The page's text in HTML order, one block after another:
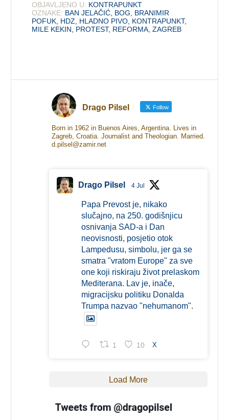
OBJAVLJENO U: KONTRAPUNKT
OZNAKE: BAN JELAČIĆ BOG
BRANIMIR
POFUK HDZ HLADNO PIVO KONTRAPUNKT,
MILE KEKIN
PROTEST, REFORMA ,ZAGREB
Drago Pilsel Follow
Born in 1962 in Buenos Aires, Argentina. Lives in
Zagreb, Croatia. Journalist and Theologian. Married.
d.pilsel@zamir.net
Drago Pilsel 4 Jul
Papa Prevost je, nikako
slučajno, na 250. godišnjicu
osnivanja SAD-a i Dan
neovisnosti, posjetio otok
Lampedusu, simbolu, jer ga se
smatra "vratom Europe" za sve
one koji riskiraju život prelaskom
Mediterana. Lav je, inače,
migracijsku politiku Donalda
Trumpa nazvao "nehumanom".
1 10 X
Load More